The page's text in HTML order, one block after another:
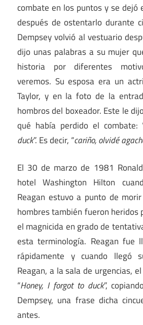
combate en los puntos y se dejó
después de ostentarlo durante
Dempsey volvió al vestuario
dijo unas palabras a su mujer
historia por diferentes
veremos. Su esposa era un
Taylor, y en la foto de la
hombros del boxeador. Este le
qué había perdido el combate:
duck”. Es decir, “cariño, olvidé
El 30 de marzo de 1981
hotel Washington Hilton
Reagan estuvo a punto de
hombres también fueron heridos
el magnicida en grado de
esta terminología. Reagan fue
rápidamente y cuando llegó
Reagan, a la sala de urgencias,
“Honey, I forgot to duck”,
Dempsey, una frase dicha
antes.